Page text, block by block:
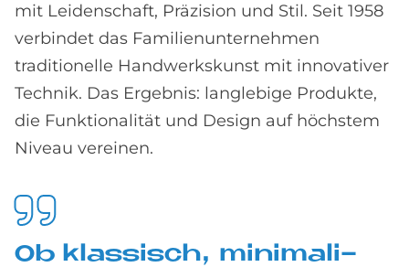
mit Leidenschaft, Präzision und Stil. Seit 1958
verbindet das Familienunternehmen
traditionelle Handwerkskunst mit innovativer
Technik. Das Ergebnis: langlebige Produkte,
die Funktionalität und Design auf höchstem
Niveau vereinen.
Ob klas­sisch, mi­ni­ma­li­